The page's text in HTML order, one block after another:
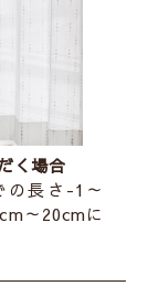
く場合
の長さ-1～
～20cmに